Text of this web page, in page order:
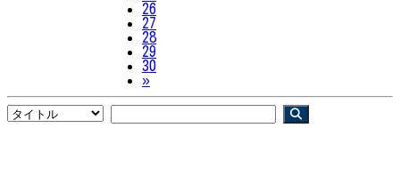
26
27
28
29
30
»Next